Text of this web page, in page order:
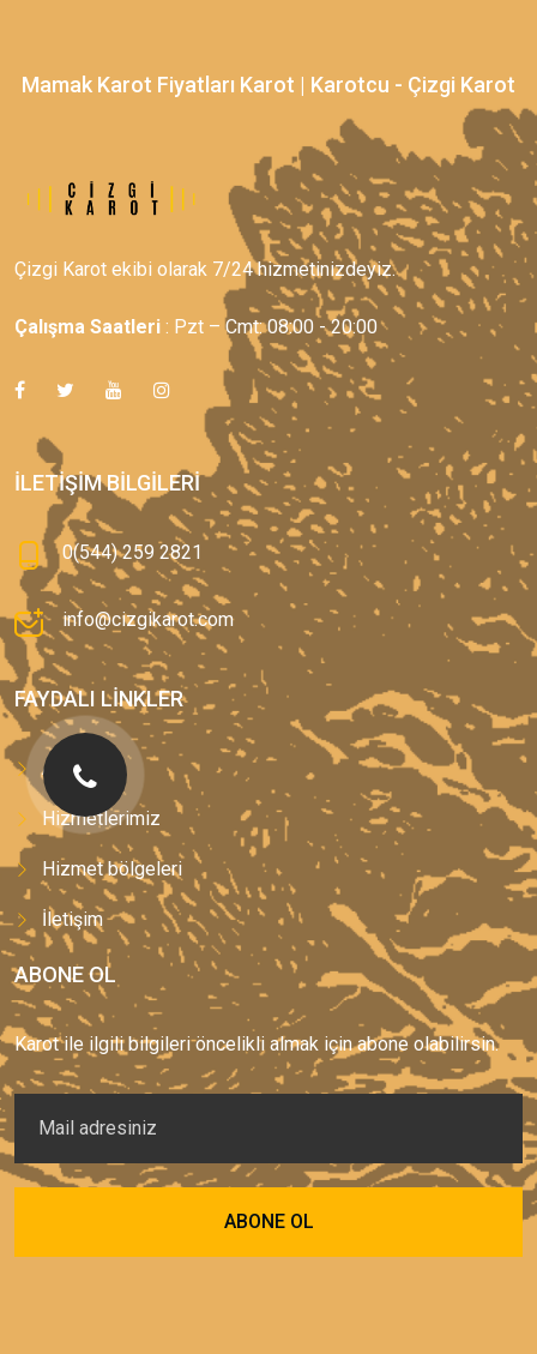
Mamak Karot Fiyatları Karot | Karotcu - Çizgi Karot
Çizgi Karot ekibi olarak 7/24 hizmetinizdeyiz.
Çalışma Saatleri : Pzt – Cmt: 08:00 - 20:00
İLETIŞIM BILGILERI
0(544) 259 2821
info@cizgikarot.com
FAYDALI LINKLER
Anasayfa
Hizmetlerimiz
Hizmet bölgeleri
İletişim
ABONE OL
Karot ile ilgili bilgileri öncelikli almak için abone olabilirsin.